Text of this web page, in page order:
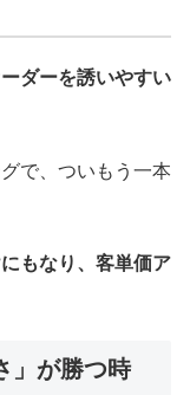
ダーを誘いやすい
で、ついもう一本
もなり、客単価ア
」が勝つ時